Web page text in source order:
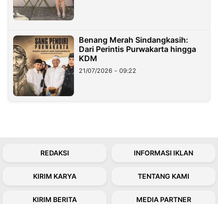
Benang Merah Sindangkasih:
Dari Perintis Purwakarta hingga
KDM
21/07/2026 - 09:22
REDAKSI INFORMASI IKLAN
KIRIM KARYA TENTANG KAMI
KIRIM BERITA MEDIA PARTNER